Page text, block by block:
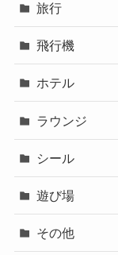
旅行
飛行機
ホテル
ラウンジ
シール
遊び場
その他